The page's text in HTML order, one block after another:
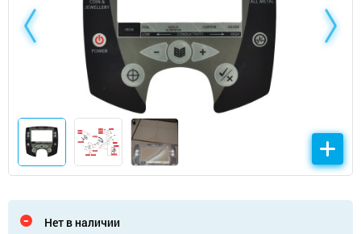
Нет в наличии